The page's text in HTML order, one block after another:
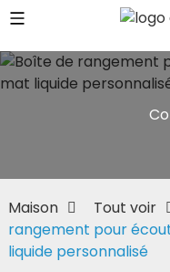
Maison Tout voir
rangement pour
liquide personnalisé